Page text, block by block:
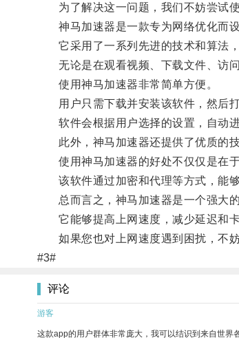
为了解决这一问题，我们不妨尝试使
神马加速器是一款专为网络优化而设
它采用了一系列先进的技术和算法，
无论是在观看视频、下载文件、访问
使用神马加速器非常简单方便。
用户只需下载并安装该软件，然后打
软件会根据用户选择的设置，自动进
此外，神马加速器还提供了优质的技
使用神马加速器的好处不仅仅是在于
该软件通过加密和代理等方式，能够
总而言之，神马加速器是一个强大的
它能够提高上网速度，减少延迟和卡
如果您也对上网速度遇到困扰，不妨
#3#
评论
游客
这款app的用户群体非常庞大，我可以结识到来自世界